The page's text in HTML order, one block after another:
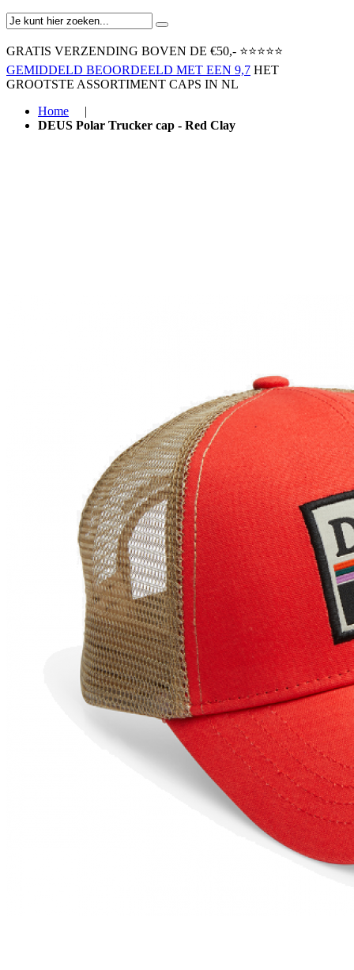
GRATIS VERZENDING BOVEN ​DE €50,-​ ⭐⭐⭐⭐⭐
GEMIDDELD BEOORDEELD MET EEN 9,7 HET
GROOTSTE ASSORTIMENT CAPS IN NL
Home
|
DEUS Polar Trucker cap - Red Clay